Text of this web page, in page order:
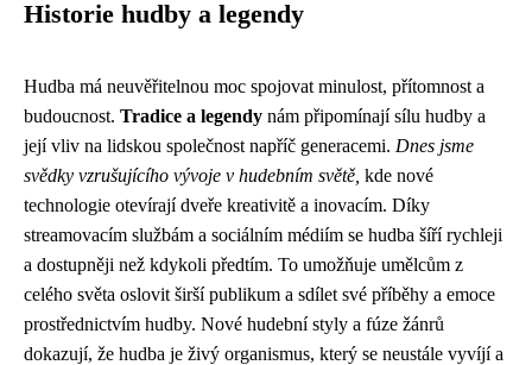
Historie hudby a legendy
Hudba má neuvěřitelnou moc spojovat minulost, přítomnost a
budoucnost. Tradice a legendy nám připomínají sílu hudby a
její vliv na lidskou společnost napříč generacemi. Dnes jsme
svědky vzrušujícího vývoje v hudebním světě, kde nové
technologie otevírají dveře kreativitě a inovacím. Díky
streamovacím službám a sociálním médiím se hudba šíří rychleji
a dostupněji než kdykoli předtím. To umožňuje umělcům z
celého světa oslovit širší publikum a sdílet své příběhy a emoce
prostřednictvím hudby. Nové hudební styly a fúze žánrů
dokazují, že hudba je živý organismus, který se neustále vyvíjí a